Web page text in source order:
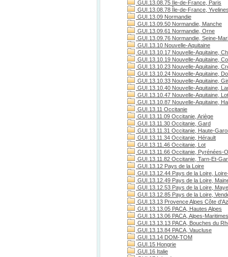
GUI.13.08.75 Île-de-France, Paris
GUI.13.08.78 Île-de-France,
GUI.13.09 Normandie
GUI.13.09.50 Normandie, Manche
GUI.13.09.61 Normandie, Orne
GUI.13.09.76 Normandie, Seine-
GUI.13.10 Nouvelle-Aquitaine
GUI.13.10.17 Nouvelle-Aquitaine,
GUI.13.10.19 Nouvelle-Aquitaine,
GUI.13.10.23 Nouvelle-Aquitaine,
GUI.13.10.24 Nouvelle-Aquitaine,
GUI.13.10.33 Nouvelle-Aquitaine,
GUI.13.10.40 Nouvelle-Aquitaine,
GUI.13.10.47 Nouvelle-Aquitaine,
GUI.13.10.87 Nouvelle-Aquitaine,
GUI.13.11 Occitanie
GUI.13.11.09 Occitanie, Ariège
GUI.13.11.30 Occitanie, Gard
GUI.13.11.31 Occitanie, Haute-
GUI.13.11.34 Occitanie, Hérault
GUI.13.11.46 Occitanie, Lot
GUI.13.11.66 Occitanie, Pyrénées-
GUI.13.11.82 Occitanie, Tarn-Et-
GUI.13.12 Pays de la Loire
GUI.13.12.44 Pays de la Loire,
GUI.13.12.49 Pays de la Loire,
GUI.13.12.53 Pays de la Loire,
GUI.13.12.85 Pays de la Loire,
GUI.13.13 Provence Alpes Côte
GUI.13.13.05 PACA, Hautes Alpes
GUI.13.13.06 PACA, Alpes-Maritimes
GUI.13.13.13 PACA, Bouches du
GUI.13.13.84 PACA, Vaucluse
GUI.13.14 DOM-TOM
GUI.15 Hongrie
GUI.16 Italie